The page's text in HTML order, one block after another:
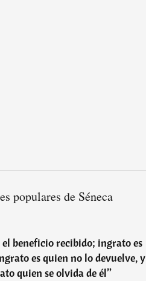
populares de Séneca
beneficio recibido; ingrato es
es quien no lo devuelve, y
quien se olvida de él”